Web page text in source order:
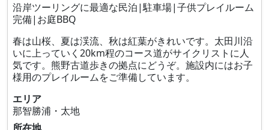
沿岸ツーリングに最適な民泊|駐車場|子供プレイルーム
完備|お庭BBQ
春は山桜、夏は渓流、秋は紅葉がきれいです。太田川沿
いに上っていく20km程のコース道がサイクリストに人
気です。熊野古道歩きの拠点にどうぞ。施設内にはお子
様用のプレイルームをご準備しています。
エリア
那智勝浦・太地